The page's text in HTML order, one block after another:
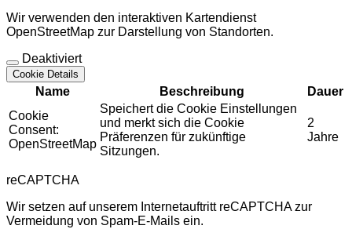
Wir verwenden den interaktiven Kartendienst
OpenStreetMap zur Darstellung von Standorten.
Deaktiviert
Cookie Details
Name Beschreibung
Dauer
Cookie
Consent:
OpenStreetMap
Speichert die Cookie Einstellungen
und merkt sich die Cookie
Präferenzen für zukünftige
Sitzungen.
2
Jahre
reCAPTCHA
Wir setzen auf unserem Internetauftritt reCAPTCHA zur
Vermeidung von Spam-E-Mails ein.